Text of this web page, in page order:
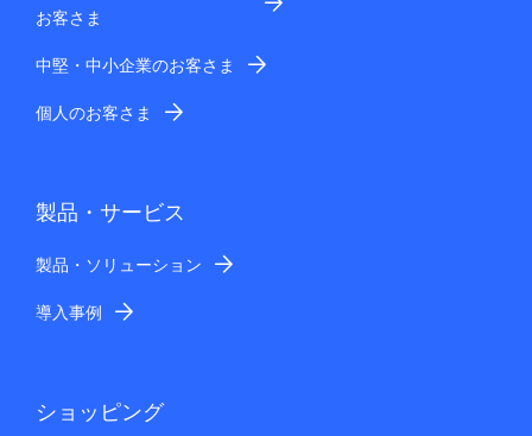
お客さま
中堅・中小企業のお客さま
個人のお客さま
製品・サービス
製品・ソリューション
導入事例
ショッピング